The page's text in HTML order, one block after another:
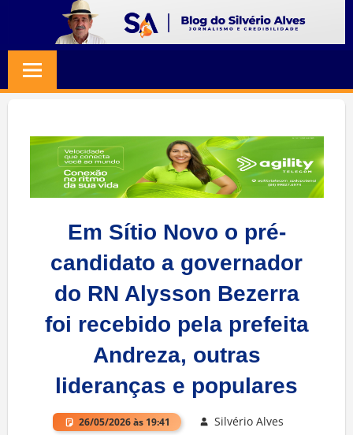
content
SILVERIO
ALVES
Jornalismo
Credibilidade
Em Sítio Novo o pré-
candidato a governador
do RN Alysson Bezerra
foi recebido pela prefeita
Andreza, outras
lideranças e populares
26/05/2026 às 19:41 Silvério Alves